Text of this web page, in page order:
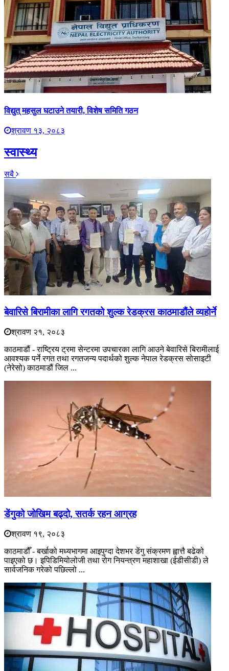
विद्युत् महसुल घटाउने तयारी, विशेष समिति गठन
श्रावण १३, २०८३
स्वास्थ्य
सबै
बेवारिसे बिरामीका लागि रगतको शुल्क रेडक्रस काठमाडौंले व्यहोर्ने
श्रावण २१, २०८३
काठमाडौं - राष्ट्रिय ट्रमा सेन्टरमा उपचारका लागि आउने बेवारिसे बिरामीलाई
आवश्यक पर्ने रगत तथा रगतजन्य पदार्थको शुल्क नेपाल रेडक्रस सोसाइटी
(नेरेसो) काठमाडौं जिल ...
डेंगुको जोखिम बढ्दो, सतर्क रहन आग्रह
श्रावण १९, २०८३
काठमाडौँ - बर्खाको मध्यभागमा आइपुग्दा देशभर डेंगु संक्रमण ह्वात्तै बढेको
पाइएको छ। इपिडिमियोलोजी तथा रोग नियन्त्रण महाशाखा (ईडीसीडी) ले
सार्वजनिक गरेको पछिल्लो ...